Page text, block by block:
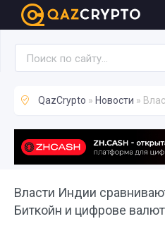
QazCrypto » Новости » Власти Индии
Власти Индии
Биткойн и цифрове
Новости